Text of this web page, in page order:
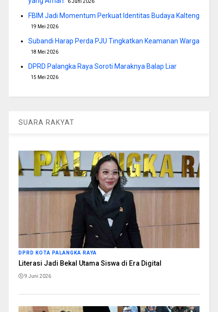
FBIM Jadi Momentum Perkuat Identitas Budaya Kalteng
19 Mei 2026
Subandi Harap Perda PJU Tingkatkan Keamanan Warga
18 Mei 2026
DPRD Palangka Raya Soroti Maraknya Balap Liar
15 Mei 2026
SUARA RAKYAT
DPRD KOTA PALANGKA RAYA
Literasi Jadi Bekal Utama Siswa di Era Digital
9 Juni 2026